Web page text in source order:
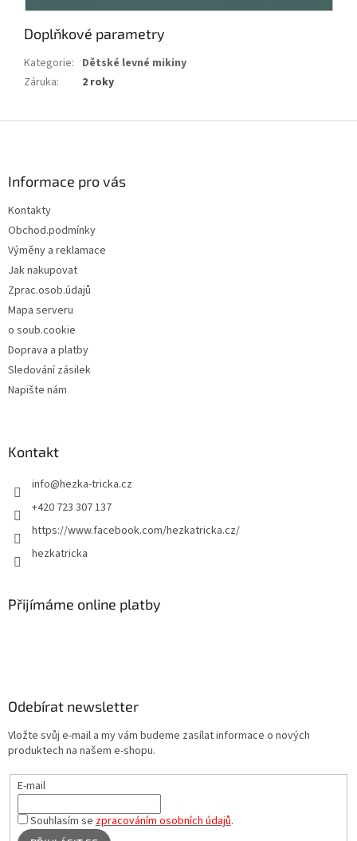
Doplňkové parametry
Kategorie: Dětské levné mikiny
Záruka: 2 roky
Informace pro vás
Kontakty
Obchod.podmínky
Výměny a reklamace
Jak nakupovat
Zprac.osob.údajů
Mapa serveru
o soub.cookie
Doprava a platby
Sledování zásilek
Napište nám
Kontakt
info@hezka-tricka.cz
+420 723 307 137
https://www.facebook.com/hezkatricka.cz/
hezkatricka
Přijímáme online platby
Odebírat newsletter
Vložte svůj e-mail a my vám budeme zasílat informace o nových
produktech na našem e-shopu.
E-mail
Souhlasím se zpracováním osobních údajů.